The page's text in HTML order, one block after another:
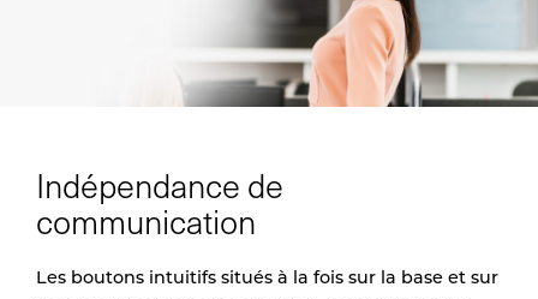
Indépendance de
communication
Les boutons intuitifs situés à la fois sur la base et sur